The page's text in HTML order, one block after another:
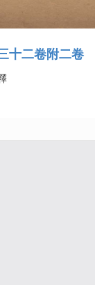
十二卷附二卷